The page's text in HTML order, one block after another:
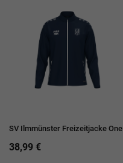
SV Ilmmünster Freizeitjacke One
38,99 €